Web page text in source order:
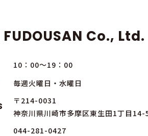
FUDOUSAN Co., Ltd.
10：00～19：00
毎週火曜日・水曜日
〒214-0031
神奈川県川崎市多摩区東生田1丁目14-
044-281-0427